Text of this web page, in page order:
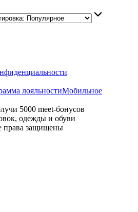
лояльностиМобильное
5000 meet-бонусов
одежды и обуви
права защищены